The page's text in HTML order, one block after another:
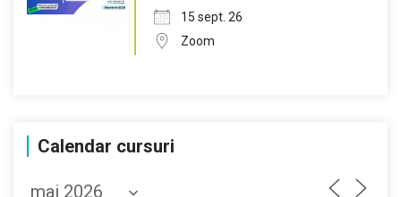
15 sept. 26
Zoom
Calendar cursuri